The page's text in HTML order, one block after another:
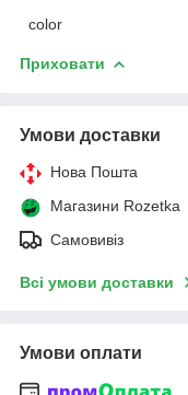
color
Приховати
Умови доставки
Нова Пошта
Магазини Rozetka
Самовивіз
Всі умови доставки
Умови оплати